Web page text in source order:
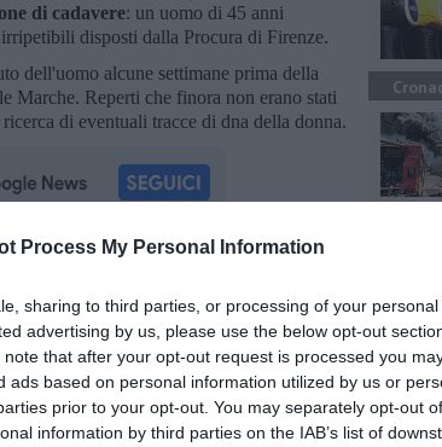
Process My Personal Information
sharing to third parties, or processing of your personal
advertising by us, please use the below opt-out
that after your opt-out request is processed you
ads based on personal information utilized by us or
prior to your opt-out. You may separately opt-out
information by third parties on the IAB’s list of
di cadavere: un uomo di 45 anni
disposti dalla Procura di Firenze.
dell'uomo alcune settimane prima della
Marche. Reperti che finora non erano stati
di eventuali tracce di dna della donna.
di posta.